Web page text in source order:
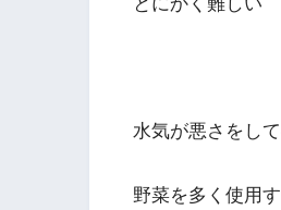
水気が悪さをし
野菜を多く使用